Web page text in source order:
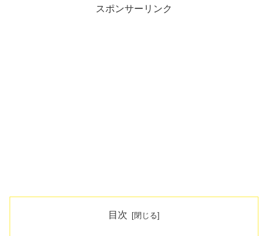
スポンサーリンク
目次